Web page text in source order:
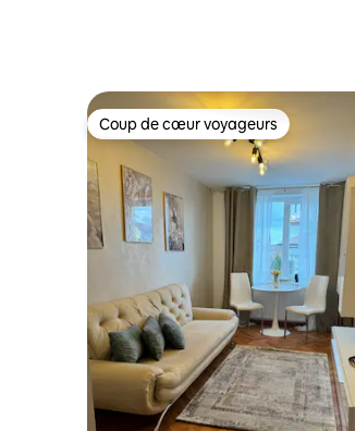
Coup de cœur voyageurs
Coup de cœur voyageurs